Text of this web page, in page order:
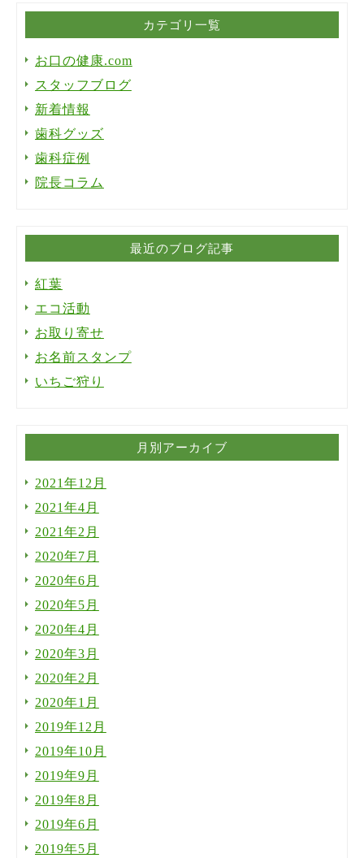
カテゴリ一覧
お口の健康.com
スタッフブログ
新着情報
歯科グッズ
歯科症例
院長コラム
最近のブログ記事
紅葉
エコ活動
お取り寄せ
お名前スタンプ
いちご狩り
月別アーカイブ
2021年12月
2021年4月
2021年2月
2020年7月
2020年6月
2020年5月
2020年4月
2020年3月
2020年2月
2020年1月
2019年12月
2019年10月
2019年9月
2019年8月
2019年6月
2019年5月